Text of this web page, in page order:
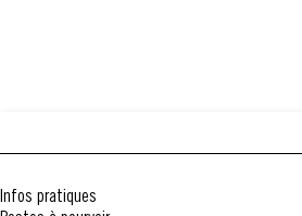
Infos pratiques